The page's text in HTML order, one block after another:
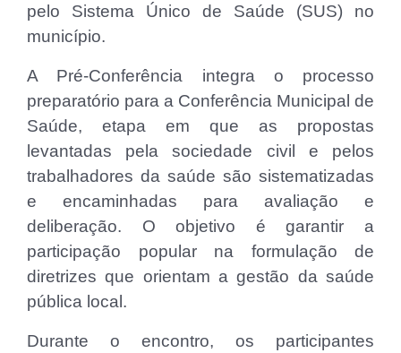
pelo Sistema Único de Saúde (SUS) no
município.
A Pré-Conferência integra o processo
preparatório para a Conferência Municipal de
Saúde, etapa em que as propostas
levantadas pela sociedade civil e pelos
trabalhadores da saúde são sistematizadas
e encaminhadas para avaliação e
deliberação. O objetivo é garantir a
participação popular na formulação de
diretrizes que orientam a gestão da saúde
pública local.
Durante o encontro, os participantes